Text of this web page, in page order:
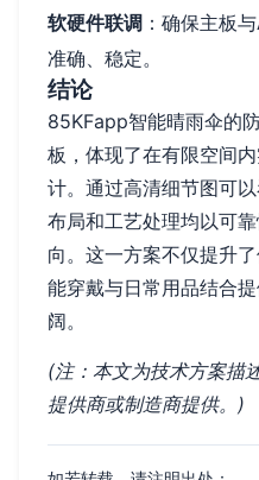
软硬件联调 ：确保主板
准确、稳定。
结论
85KFapp智能晴雨伞的
板，体现了在有限空间
计。通过高清细节图可
布局和工艺处理均以可
向。这一方案不仅提升
能穿戴与日常用品结合
阔。
(注：本文为技术方案描
提供商或制造商提供。)